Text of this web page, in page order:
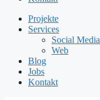
Projekte
Services
Social Media
Web
Blog
Jobs
Kontakt